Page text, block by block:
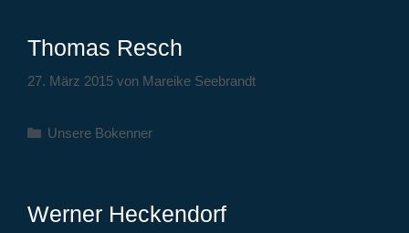
Thomas Resch
27. März 2015 von Mareike Seebrandt
Kategorien
Unsere Bokenner
Werner Heckendorf